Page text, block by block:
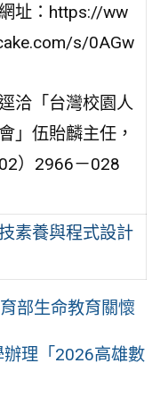
址：https://ww
s/0AGw
洽「台灣校園人
」伍貽麟主任，
）2966－028
素養與程式設計
部生命教育關懷
辦理「2026高雄數